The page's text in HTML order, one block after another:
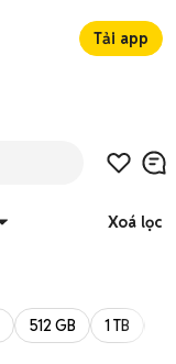
Tải app
Xoá lọc
512 GB 1 TB